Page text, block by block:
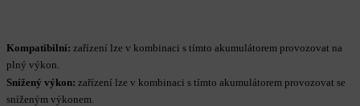
Kompatibilní: zařízení lze v kombinaci s tímto akumulátorem provozovat na
plný výkon.
Snížený výkon: zařízení lze v kombinaci s tímto akumulátorem provozovat se
sníženým výkonem.